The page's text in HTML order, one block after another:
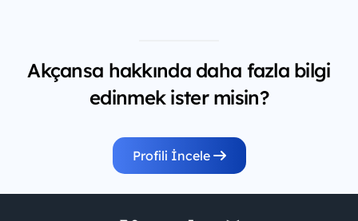
Akçansa hakkında daha fazla bilgi
edinmek ister misin?
Profili İncele